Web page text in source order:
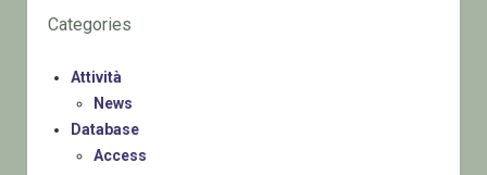
Categories
Attività
News
Database
Access